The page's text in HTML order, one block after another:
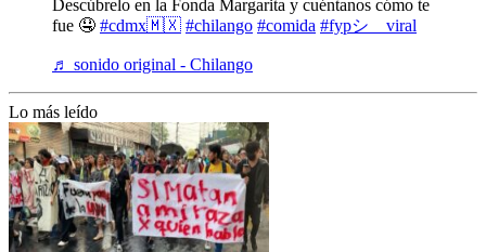
Descúbrelo en la Fonda Margarita y cuéntanos cómo te
fue 🤤 #cdmx🇲🇽 #chilango #comida #fypシ゚viral
♬ sonido original - Chilango
Lo más leído